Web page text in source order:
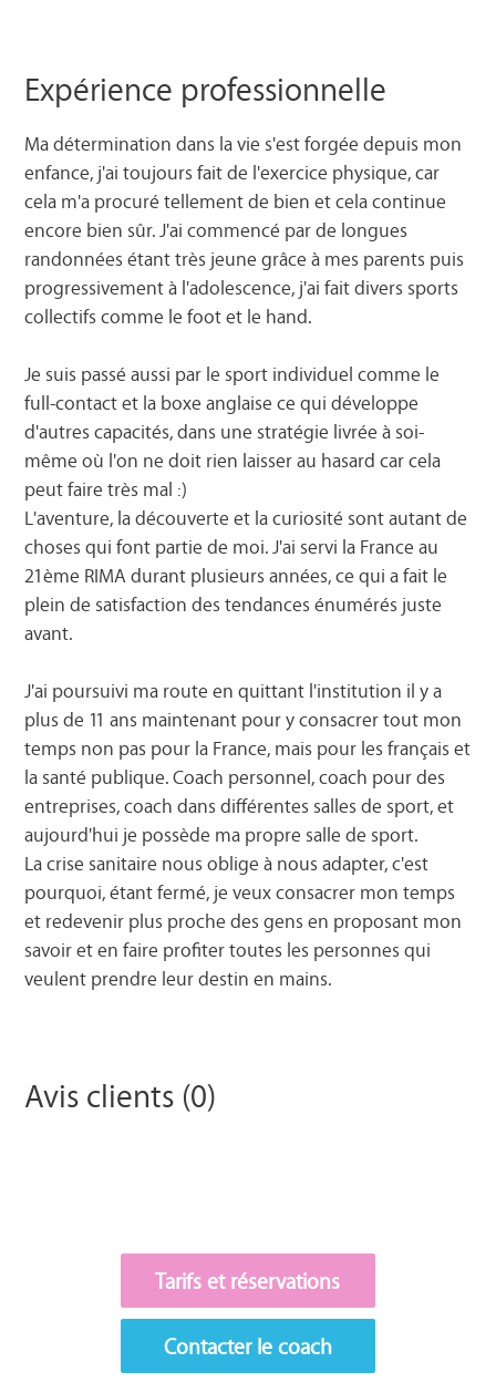
Expérience professionnelle
Ma détermination dans la vie s'est forgée depuis mon
enfance, j'ai toujours fait de l'exercice physique, car
cela m'a procuré tellement de bien et cela continue
encore bien sûr. J'ai commencé par de longues
randonnées étant très jeune grâce à mes parents puis
progressivement à l'adolescence, j'ai fait divers sports
collectifs comme le foot et le hand.
Je suis passé aussi par le sport individuel comme le
full-contact et la boxe anglaise ce qui développe
d'autres capacités, dans une stratégie livrée à soi-
même où l'on ne doit rien laisser au hasard car cela
peut faire très mal :)
L'aventure, la découverte et la curiosité sont autant de
choses qui font partie de moi. J'ai servi la France au
21ème RIMA durant plusieurs années, ce qui a fait le
plein de satisfaction des tendances énumérés juste
avant.
J'ai poursuivi ma route en quittant l'institution il y a
plus de 11 ans maintenant pour y consacrer tout mon
temps non pas pour la France, mais pour les français et
la santé publique. Coach personnel, coach pour des
entreprises, coach dans différentes salles de sport, et
aujourd'hui je possède ma propre salle de sport.
La crise sanitaire nous oblige à nous adapter, c'est
pourquoi, étant fermé, je veux consacrer mon temps
et redevenir plus proche des gens en proposant mon
savoir et en faire profiter toutes les personnes qui
veulent prendre leur destin en mains.
Avis clients (0)
Tarifs et réservations
Contacter le coach